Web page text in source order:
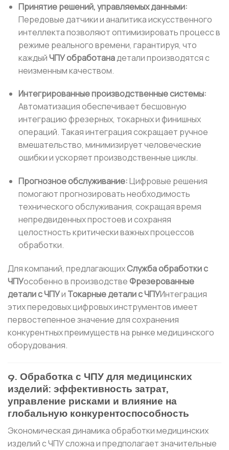
Принятие решений, управляемых данными:
Передовые датчики и аналитика искусственного
интеллекта позволяют оптимизировать процесс в
режиме реального времени, гарантируя, что
каждыйЧПУ обработанадетали производятся с
неизменным качеством.
Интегрированные производственные системы:
Автоматизация обеспечивает бесшовную
интеграцию фрезерных, токарных и финишных
операций. Такая интеграция сокращает ручное
вмешательство, минимизирует человеческие
ошибки и ускоряет производственные циклы.
Прогнозное обслуживание:Цифровые решения
помогают прогнозировать необходимость
технического обслуживания, сокращая время
непредвиденных простоев и сохраняя
целостность критически важных процессов
обработки.
Для компаний, предлагающихСлужба обработки с
ЧПУособенно в производствеФрезерованные
детали с ЧПУи Токарные детали с ЧПУИнтеграция
этих передовых цифровых инструментов имеет
первостепенное значение для сохранения
конкурентных преимуществ на рынке медицинского
оборудования.
9. Обработка с ЧПУ для медицинских
изделий: эффективность затрат,
управление рисками и влияние на
глобальную конкурентоспособность
Экономическая динамика обработки медицинских
изделий с ЧПУ сложна и предполагает значительные